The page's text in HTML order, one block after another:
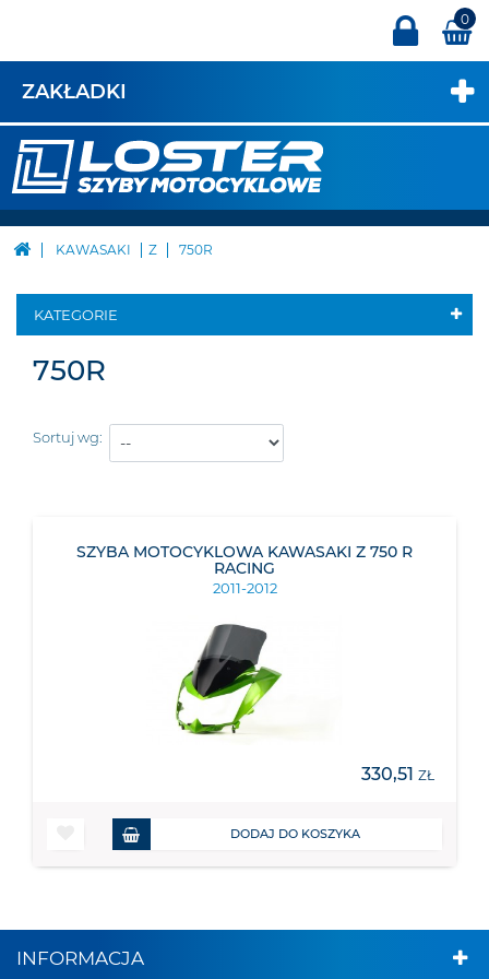
0
ZAKŁADKI
KAWASAKI Z 750R
KATEGORIE
750R
Sortuj wg:
SZYBA MOTOCYKLOWA KAWASAKI Z 750 R
RACING
2011-2012
330,51 ZŁ
DODAJ DO KOSZYKA
INFORMACJA